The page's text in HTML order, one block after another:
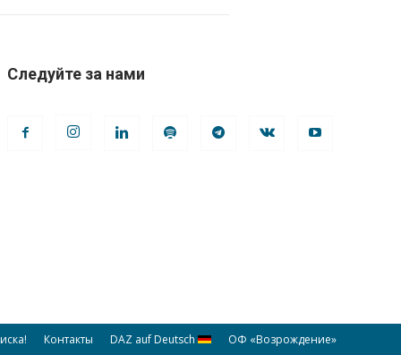
Следуйте за нами
Контакты DAZ auf Deutsch ОФ «Возрождение»